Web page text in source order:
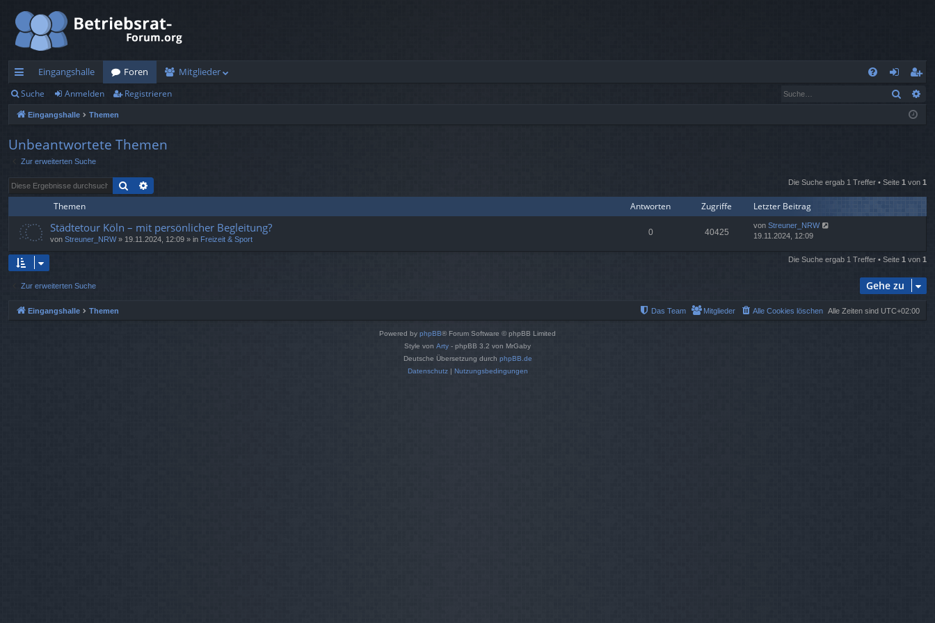
ch
ne
llz
ug
rif
Eingangshalle Foren
Mitglieder
n
n
eg
ist
n
Suche Anmelden Registrieren Suche
Eingangshalle Themen
Unbeantwortete Themen
Zur erweiterten Suche
Suche Die Suche ergab 1 Treffer • Seite 1 von 1
Themen Antworten Zugriffe Letzter Beitrag
Städtetour Köln – mit persönlicher Begleitung?
von Streuner_NRW» 19.11.2024, 12:09 » in Freizeit & Sport
0 40425
von Streuner_NRW
19.11.2024, 12:09
Die Suche ergab 1 Treffer • Seite 1 von 1
Zur erweiterten Suche Gehe zu
Eingangshalle Themen Alle Zeiten sind UTC+02:00
Alle Cookies löschen
Mitglieder
Das Team
Powered by phpBB® Forum Software © phpBB Limited
Style von Arty - phpBB 3.2 von MrGaby
Deutsche Übersetzung durch phpBB.de
Datenschutz| Nutzungsbedingungen